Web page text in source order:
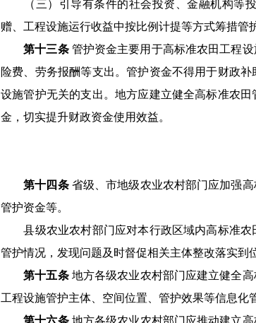
（三）引导有条件的社会投资、金融机构等
赠、 工程设施运行收益中按比例计提等方式筹措管
第十三条 管护资金主要用于高标准农田工程
险费、劳务报酬等支出。管护资金不得用于财政补
设施管护无关的支出。 地方应建立健全高标准农
金，切实提升财政资金使用效益。
第十四条 省级、市地级农业农村部门应加强
管护资金等。
县级农业农村部门应对本行政区域内高标准
管护情况， 发现问题及时督促相关主体整改落实到
第十五条 地方各级农业农村部门应建立健全
工程设施管护主体、空间位置、管护效果等信息化
第十六条 地方各级农业农村部门应推动建立高